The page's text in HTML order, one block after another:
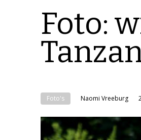
Foto:
Foto's Naomi Vreeburg